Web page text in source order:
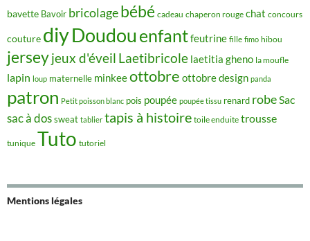
bavette Bavoir bricolagebébé cadeau chaperon rouge chat concours
couture diyDoudou enfantfeutrine fille fimo hibou
jerseyjeux d'éveil Laetibricole laetitia gheno la moufle
lapin loup maternelle minkeeottobre ottobre design panda
patron Petit poisson blanc pois poupée poupée tissu renard robe Sac
sac à dossweat tablier tapis à histoire toile enduite trousse
tunique Tuto tutoriel
Mentions légales